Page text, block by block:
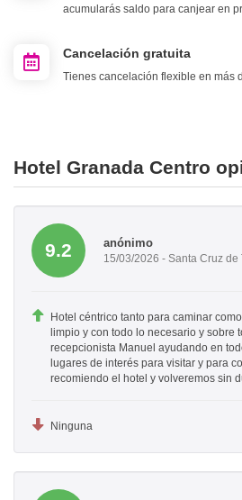
acumularás saldo para canjear en
Cancelación gratuita
Tienes cancelación flexible en más
Hotel Granada Centro
9.2 anónimo
15/03/2026 - Santa Cruz de
Hotel céntrico tanto para caminar
limpio y con todo lo necesario y sobre
recepcionista Manuel ayudando en
lugares de interés para visitar y para
recomiendo el hotel y volveremos sin
Ninguna